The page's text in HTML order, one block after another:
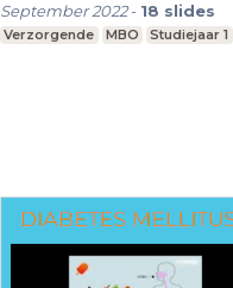
September 2022- 18 slides
Verzorgende MBO Studiejaar 1